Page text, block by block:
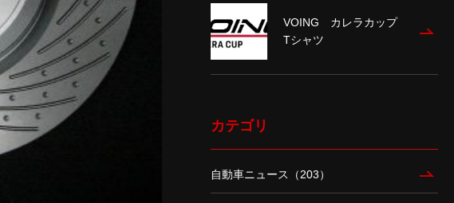
VOING カレラカップ
Tシャツ
カテゴリ
自動車ニュース（203）